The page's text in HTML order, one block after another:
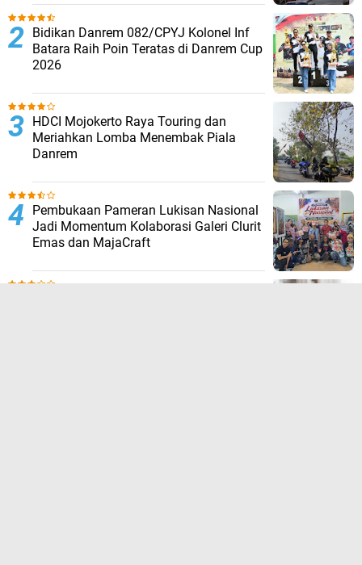
Bidikan Danrem 082/CPYJ Kolonel Inf
Batara Raih Poin Teratas di Danrem Cup
2026
HDCI Mojokerto Raya Touring dan
Meriahkan Lomba Menembak Piala
Danrem
Pembukaan Pameran Lukisan Nasional
Jadi Momentum Kolaborasi Galeri Clurit
Emas dan MajaCraft